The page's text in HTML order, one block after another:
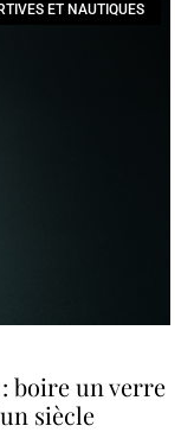
ET NAUTIQUES
boire un verre
siècle